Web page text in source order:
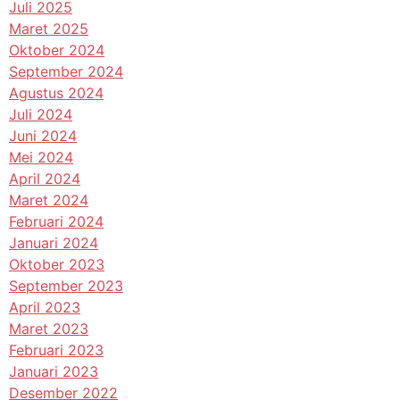
Juli 2025
Maret 2025
Oktober 2024
September 2024
Agustus 2024
Juli 2024
Juni 2024
Mei 2024
April 2024
Maret 2024
Februari 2024
Januari 2024
Oktober 2023
September 2023
April 2023
Maret 2023
Februari 2023
Januari 2023
Desember 2022